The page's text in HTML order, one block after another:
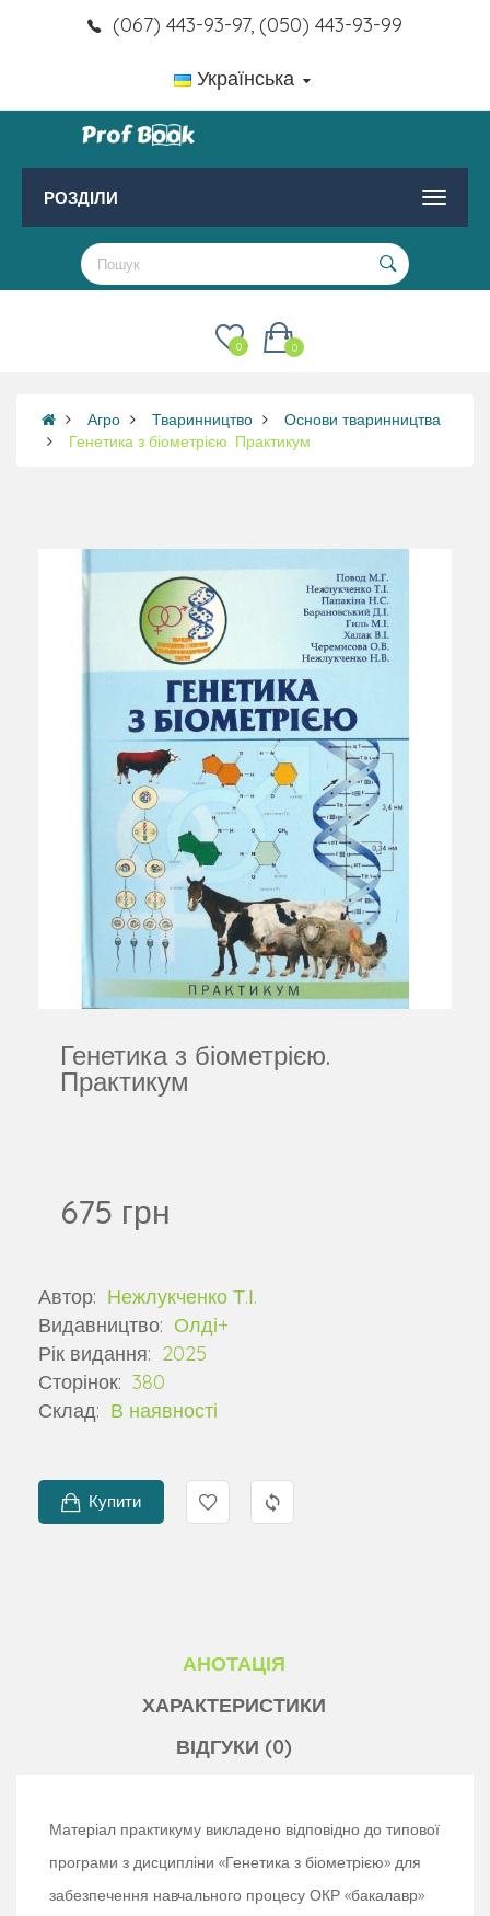
(067) 443-93-97, (050) 443-93-99
Українська
РОЗДІЛИ
0
0
Агро Тваринництво
Основи тваринництва
Генетика з біометрією. Практикум
Генетика з біометрією.
Практикум
675 грн
Автор: Нежлукченко Т.І.
Видавництво: Олді+
Рік видання: 2025
Сторінок: 380
Склад: В наявності
Купити
АНОТАЦІЯ
ХАРАКТЕРИСТИКИ
ВІДГУКИ (0)
Матеріал практикуму викладено відповідно до типової
програми з дисципліни «Генетика з біометрією» для
забезпечення навчального процесу ОКР «бакалавр»